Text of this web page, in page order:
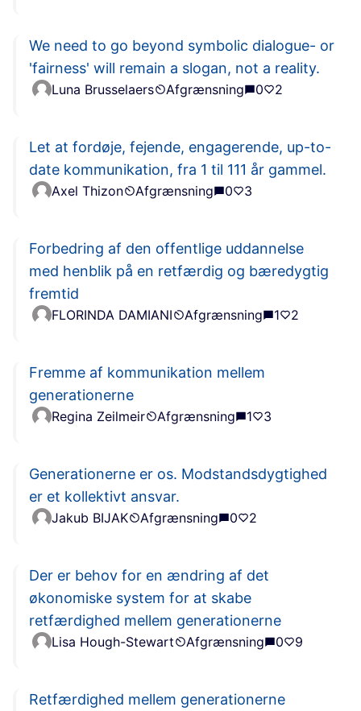
We need to go beyond symbolic dialogue- or
'fairness' will remain a slogan, not a reality.
Luna Brusselaers Afgrænsning 0 2
Let at fordøje, fejende, engagerende, up-to-
date kommunikation, fra 1 til 111 år gammel.
Axel Thizon Afgrænsning 0 3
Forbedring af den offentlige uddannelse
med henblik på en retfærdig og bæredygtig
fremtid
FLORINDA DAMIANI Afgrænsning 1 2
Fremme af kommunikation mellem
generationerne
Regina Zeilmeir Afgrænsning 1 3
Generationerne er os. Modstandsdygtighed
er et kollektivt ansvar.
Jakub BIJAK Afgrænsning 0 2
Der er behov for en ændring af det
økonomiske system for at skabe
retfærdighed mellem generationerne
Lisa Hough-Stewart Afgrænsning 0 9
Retfærdighed mellem generationerne